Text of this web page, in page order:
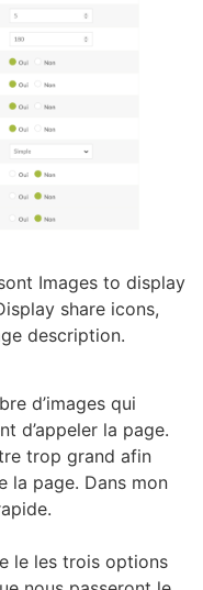
Images to display
share icons,
description.
d’images qui
d’appeler la page.
trop grand afin
la page. Dans mon
le les trois options